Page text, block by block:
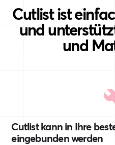
Cutlist ist
und
und
Cutlist kann in Ihre
eingebunden werden